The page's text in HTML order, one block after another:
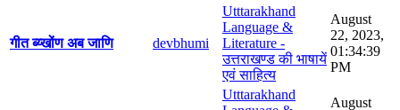
गीत ब्य्खोंण अब जाणि devbhumi
Utttarakhand
Language &
Literature -
उत्तराखण्ड की भाषायें
एवं साहित्य
August
22, 2023,
01:34:39
PM
Utttarakhand
August